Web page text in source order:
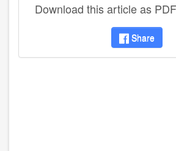
Download this article as
Share